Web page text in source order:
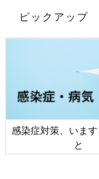
ピックアップ
日本外来小児科学
ト検討